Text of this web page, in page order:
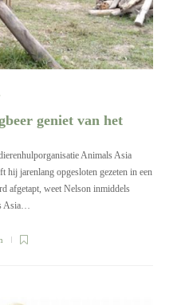
geniet van het
Animals Asia
hij jarenlang opgesloten gezeten in een
afgetapt, weet Nelson inmiddels
Asia…